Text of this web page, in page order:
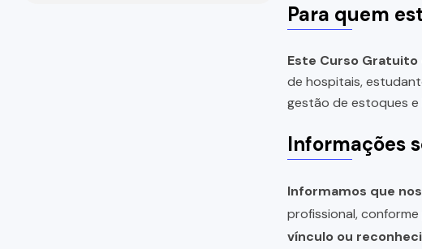
Para quem
Este Curso
de hospitais,
gestão de estoques
Informações
Informamos que
profissional,
vínculo ou